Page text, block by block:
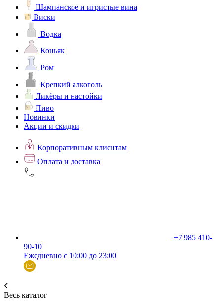
Шампанское и игристые вина
Виски
Водка
Коньяк
Ром
Крепкий алкоголь
Ликёры и настойки
Пиво
Новинки
Акции и скидки
Корпоративным клиентам
Оплата и доставка
+7 985 410-
90-10
Ежедневно с 10:00 до 23:00
Весь каталог